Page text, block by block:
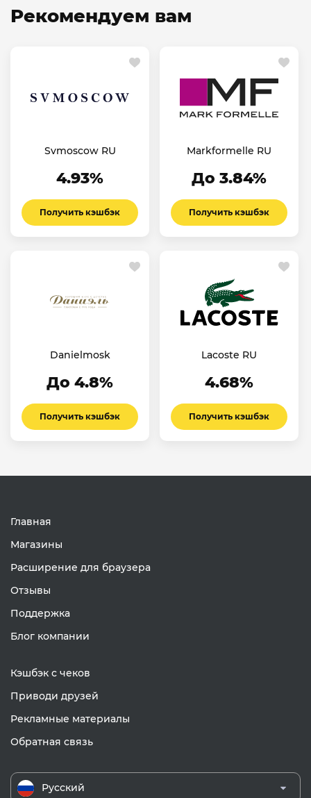
Рекомендуем вам
Svmoscow RU
4.93%
Получить кэшбэк
Markformelle RU
До 3.84%
Получить кэшбэк
Danielmosk
До 4.8%
Получить кэшбэк
Lacoste RU
4.68%
Получить кэшбэк
Главная
Магазины
Расширение для браузера
Отзывы
Поддержка
Блог компании
Кэшбэк с чеков
Приводи друзей
Рекламные материалы
Обратная связь
Русский